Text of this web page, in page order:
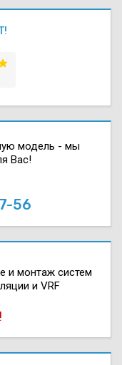
модель - мы
Вас!
56
и монтаж систем
и VRF